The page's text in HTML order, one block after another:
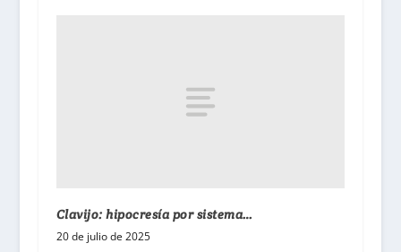
Clavijo: hipocresía por sistema…
20 de julio de 2025